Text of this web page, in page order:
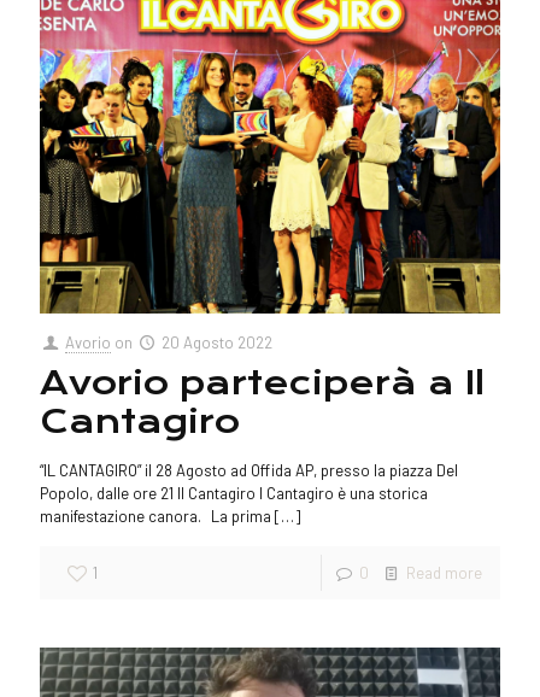
Avorio on 20 Agosto 2022
Avorio parteciperà a Il
Cantagiro
“IL CANTAGIRO” il 28 Agosto ad Offida AP, presso la piazza Del
Popolo, dalle ore 21 Il Cantagiro l Cantagiro è una storica
manifestazione canora. La prima […]
1 0 Read more